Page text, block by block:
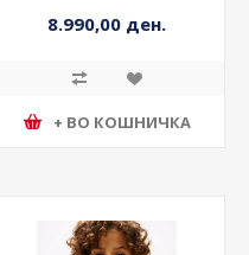
8.990,00 ден.
+ ВО КОШНИЧКА